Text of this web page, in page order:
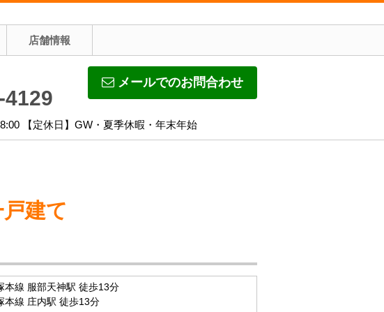
店舗情報
メールでのお問合わせ
4129
【定休日】GW・夏季休暇・年末年始
建て
本線 服部天神駅 徒歩13分
本線 庄内駅 徒歩13分